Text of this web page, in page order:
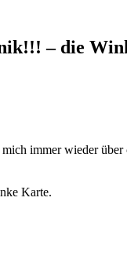
– die
immer wieder
Karte.